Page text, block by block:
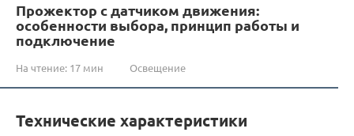
Прожектор с датчиком движения:
особенности выбора, принцип работы и
подключение
На чтение: 17 мин Освещение
Технические характеристики